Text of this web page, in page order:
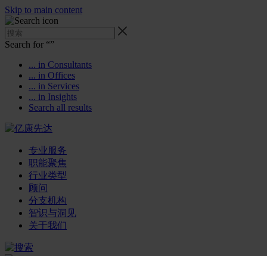
Skip to main content
Search for “”
... in Consultants
... in Offices
... in Services
... in Insights
Search all results
专业服务
职能聚焦
行业类型
顾问
分支机构
智识与洞见
关于我们